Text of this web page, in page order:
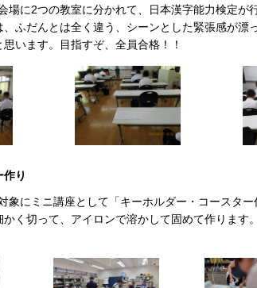
場に2つの教室に分かれて、日本漢字能力検定が
ふだんとは全く違う、シーンとした緊張感が漂
います。目指すぞ、全員合格！！
り
象にミニ講座として「キーホルダー・コースタ
く切って、アイロンで溶かして固めて作ります